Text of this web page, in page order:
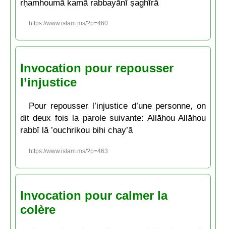
rḥamhoumā kamā rabbayānī ṣaghīrā
https://www.islam.ms/?p=460
Invocation pour repousser
l’injustice
Pour repousser l’injustice d’une personne, on
dit deux fois la parole suivante: Allāhou Allāhou
rabbī lā ’ouchrikou bihi chay’ā
https://www.islam.ms/?p=463
Invocation pour calmer la
colère